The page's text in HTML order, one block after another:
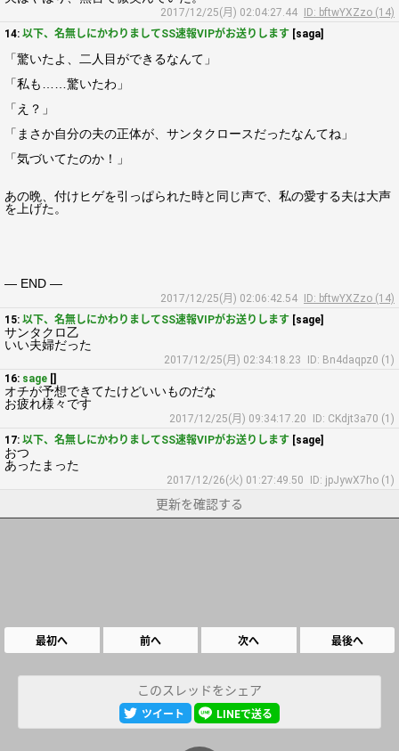
2017/12/25(月) 02:04:27.44
ID: bftwYXZzo (14)
14: 以下、名無しにかわりましてSS速報VIPがお送りします [saga]
「驚いたよ、二人目ができるなんて」
「私も……驚いたわ」
「え？」
「まさか自分の夫の正体が、サンタクロースだったなんてね」
「気づいてたのか！」
あの晩、付けヒゲを引っぱられた時と同じ声で、私の愛する夫は大声
を上げた。
― END ―
2017/12/25(月) 02:06:42.54
ID: bftwYXZzo (14)
15: 以下、名無しにかわりましてSS速報VIPがお送りします [sage]
サンタクロ乙
いい夫婦だった
2017/12/25(月) 02:34:18.23
ID: Bn4daqpz0 (1)
16: sage []
オチが予想できてたけどいいものだな
お疲れ様々です
2017/12/25(月) 09:34:17.20
ID: CKdjt3a70 (1)
17: 以下、名無しにかわりましてSS速報VIPがお送りします [sage]
おつ
あったまった
2017/12/26(火) 01:27:49.50 ID: jpJywX7ho (1)
更新を確認する
最初へ 前へ 次へ 最後へ
このスレッドをシェア
ツイート LINEで送る